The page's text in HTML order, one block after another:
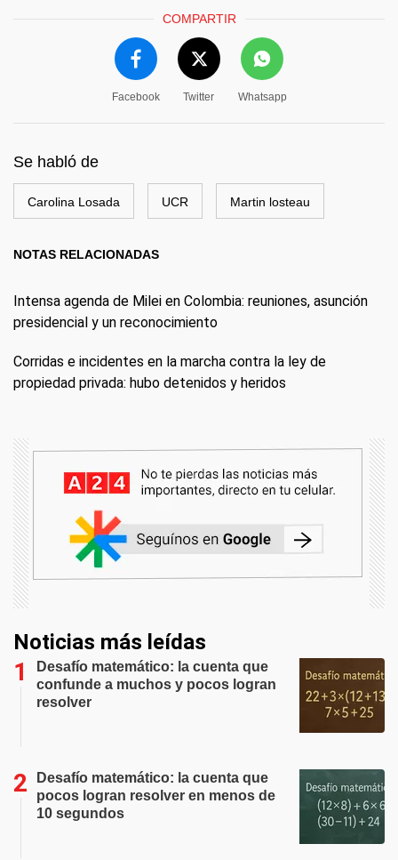
COMPARTIR
Facebook Twitter Whatsapp
Se habló de
Carolina Losada UCR Martin losteau
NOTAS RELACIONADAS
Intensa agenda de Milei en Colombia: reuniones, asunción
presidencial y un reconocimiento
Corridas e incidentes en la marcha contra la ley de
propiedad privada: hubo detenidos y heridos
Noticias más leídas
Desafío matemático: la cuenta que
confunde a muchos y pocos logran
resolver
Desafío matemático: la cuenta que
pocos logran resolver en menos de
10 segundos